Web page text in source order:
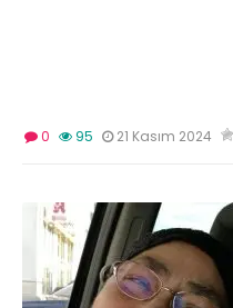
0 95 21 Kasım 2024